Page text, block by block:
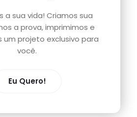
a sua vida! Criamos sua
a prova, imprimimos e
projeto exclusivo para
você.
Eu Quero!